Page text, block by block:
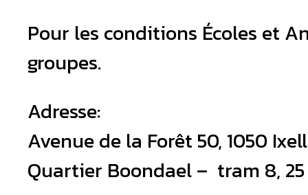
Pour les conditions Écoles et
groupes.
Adresse:
Avenue de la Forêt 50, 1050
Quartier Boondael – tram 8,